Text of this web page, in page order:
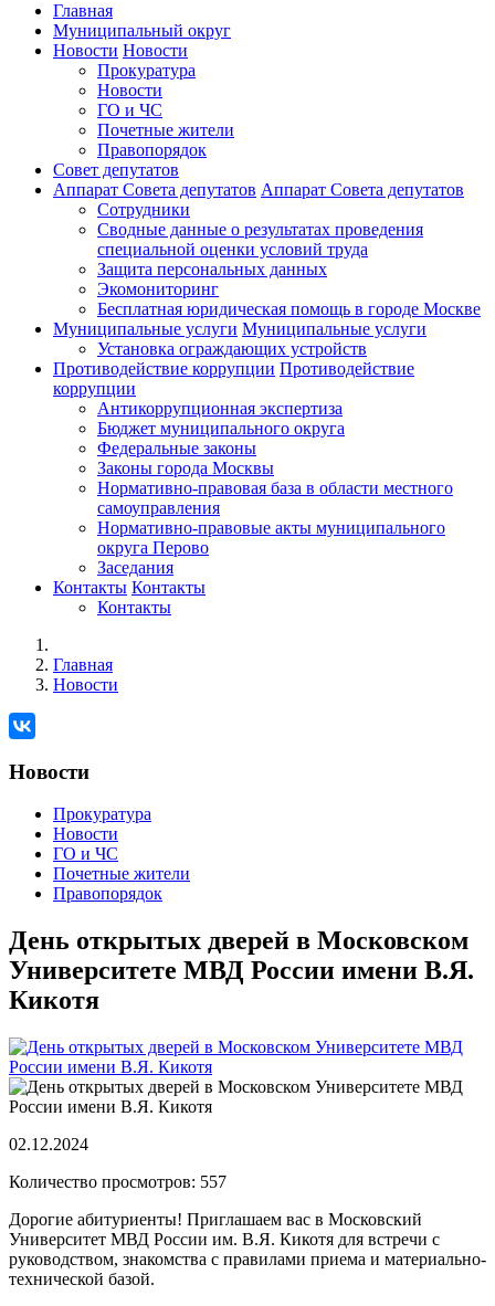
Главная
Муниципальный округ
Новости Новости
Прокуратура
Новости
ГО и ЧС
Почетные жители
Правопорядок
Совет депутатов
Аппарат Совета депутатов Аппарат Совета депутатов
Сотрудники
Сводные данные о результатах проведения
специальной оценки условий труда
Защита персональных данных
Экомониторинг
Бесплатная юридическая помощь в городе Москве
Муниципальные услуги Муниципальные услуги
Установка ограждающих устройств
Противодействие коррупции Противодействие
коррупции
Антикоррупционная экспертиза
Бюджет муниципального округа
Федеральные законы
Законы города Москвы
Нормативно-правовая база в области местного
самоуправления
Нормативно-правовые акты муниципального
округа Перово
Заседания
Контакты Контакты
Контакты
Главная
Новости
Новости
Прокуратура
Новости
ГО и ЧС
Почетные жители
Правопорядок
День открытых дверей в Московском
Университете МВД России имени В.Я.
Кикотя
02.12.2024
Количество просмотров: 557
Дорогие абитуриенты! Приглашаем вас в Московский
Университет МВД России им. В.Я. Кикотя для встречи с
руководством, знакомства с правилами приема и материально-
технической базой.